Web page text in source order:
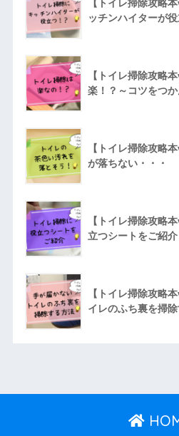
【トイレ掃除攻略
ッチンハイターが
【トイレ掃除攻略
楽！？～コツをつ
【トイレ掃除攻略
が落ちない・・・
【トイレ掃除攻略
立つシートをご紹介
【トイレ掃除攻略
イレのふち裏を掃除